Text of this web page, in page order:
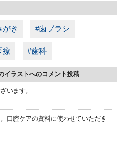
がき #歯ブラシ
療 #歯科
イラストへのコメント投稿
います。
口腔ケアの資料に使わせていただき